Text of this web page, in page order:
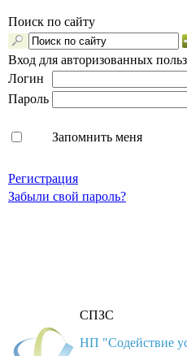
Поиск по сайту
Вход для авторизованных
Логин
Пароль
Запомнить меня
Регистрация
Забыли свой пароль?
СПЗС
НП "Содействие